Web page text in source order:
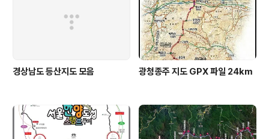
경상남도 등산지도 모음 광청종주 지도 GPX 파일 24km